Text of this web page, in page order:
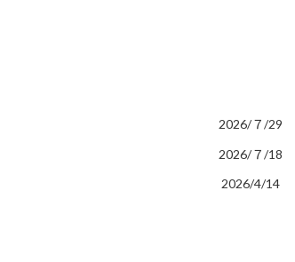
2026/７/29
2026/７/18
2026/4/14